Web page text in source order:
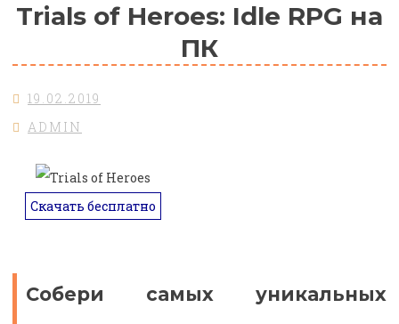
Trials of Heroes: Idle RPG на
ПК
19.02.2019
ADMIN
Скачать бесплатно
Собери самых уникальных